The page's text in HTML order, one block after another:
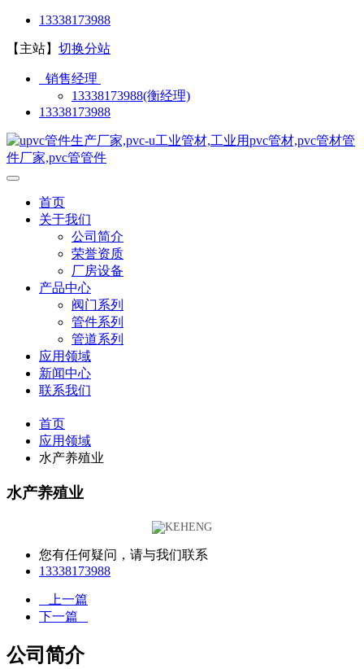
13338173988
【主站】 切换分站
销售经理
13338173988(衡经理)
13338173988
首页
关于我们
公司简介
荣誉资质
厂房设备
产品中心
阀门系列
管件系列
管道系列
应用领域
新闻中心
联系我们
首页
应用领域
水产养殖业
水产养殖业
您有任何疑问，请与我们联系
13338173988
上一篇
下一篇
公司简介